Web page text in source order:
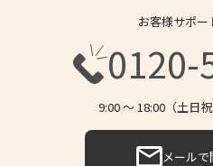
お客様サポー
0120-
9:00 〜 18:00（土日
メール